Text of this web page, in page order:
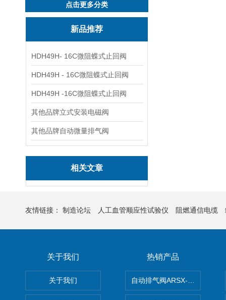
点击更多分类
新品推荐
HDH49H- 16C微阻蝶式止回阀
HDH49H - 16C微阻蝶式止回阀
HDH49H -16C微阻蝶式止回阀
其他品牌立式安装电磁阀
其他品牌自动微量排气阀
相关文章
友情链接： 制造论坛 人工血管顺应性试验仪 阻燃通信电缆
关于我们
关于我们
热销产品
自动排气阀ARSX-0015/